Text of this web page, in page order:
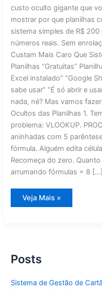
custo oculto gigante que
mostrar por que planilhas
sistema simples de R$
números reais. Sem
Custam Mais Caro Que
Planilhas “Gratuitas”
Excel instalado” “Google
sabe usar” “É só abrir e
nada, né? Mas vamos
Ocultos das Planilhas 1.
problema: VLOOKUP.
aninhadas com 5
fórmula. Alguém edita
Recomeça do zero.
arrumando fórmulas = 8 […]
Por
Que
Simples
Veja Mais »
Posts
Sistema de Gestão de